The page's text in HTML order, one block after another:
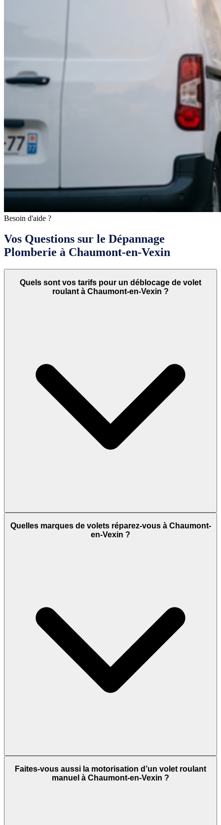
Besoin d'aide ?
Vos Questions sur le Dépannage
Plomberie à Chaumont-en-Vexin
Quels sont vos tarifs pour un déblocage de volet
roulant à Chaumont-en-Vexin ?
Quelles marques de volets réparez-vous à Chaumont-
en-Vexin ?
Faites-vous aussi la motorisation d’un volet roulant
manuel à Chaumont-en-Vexin ?